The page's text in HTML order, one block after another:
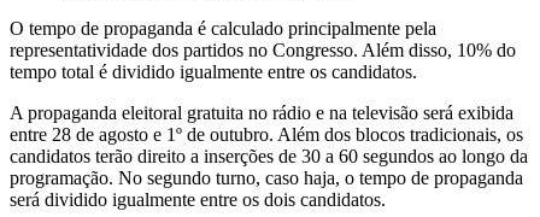
O tempo de propaganda é calculado principalmente pela
representatividade dos partidos no Congresso. Além disso, 10% do
tempo total é dividido igualmente entre os candidatos.
A propaganda eleitoral gratuita no rádio e na televisão será exibida
entre 28 de agosto e 1º de outubro. Além dos blocos tradicionais, os
candidatos terão direito a inserções de 30 a 60 segundos ao longo da
programação. No segundo turno, caso haja, o tempo de propaganda
será dividido igualmente entre os dois candidatos.